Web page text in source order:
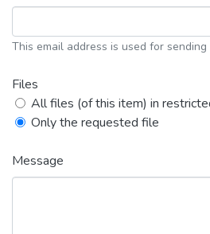
This email address is used for
Files
All files (of this item) in
Only the requested file
Message